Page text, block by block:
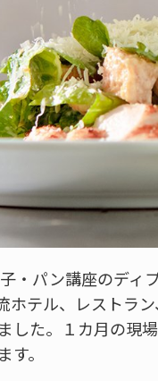
・パン講座のディ
ホテル、レストラ
した。１カ月の現
。